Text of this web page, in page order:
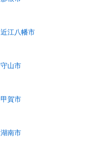
近江八幡市
守山市
甲賀市
湖南市